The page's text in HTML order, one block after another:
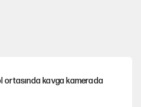
ortasında kavga kamerada